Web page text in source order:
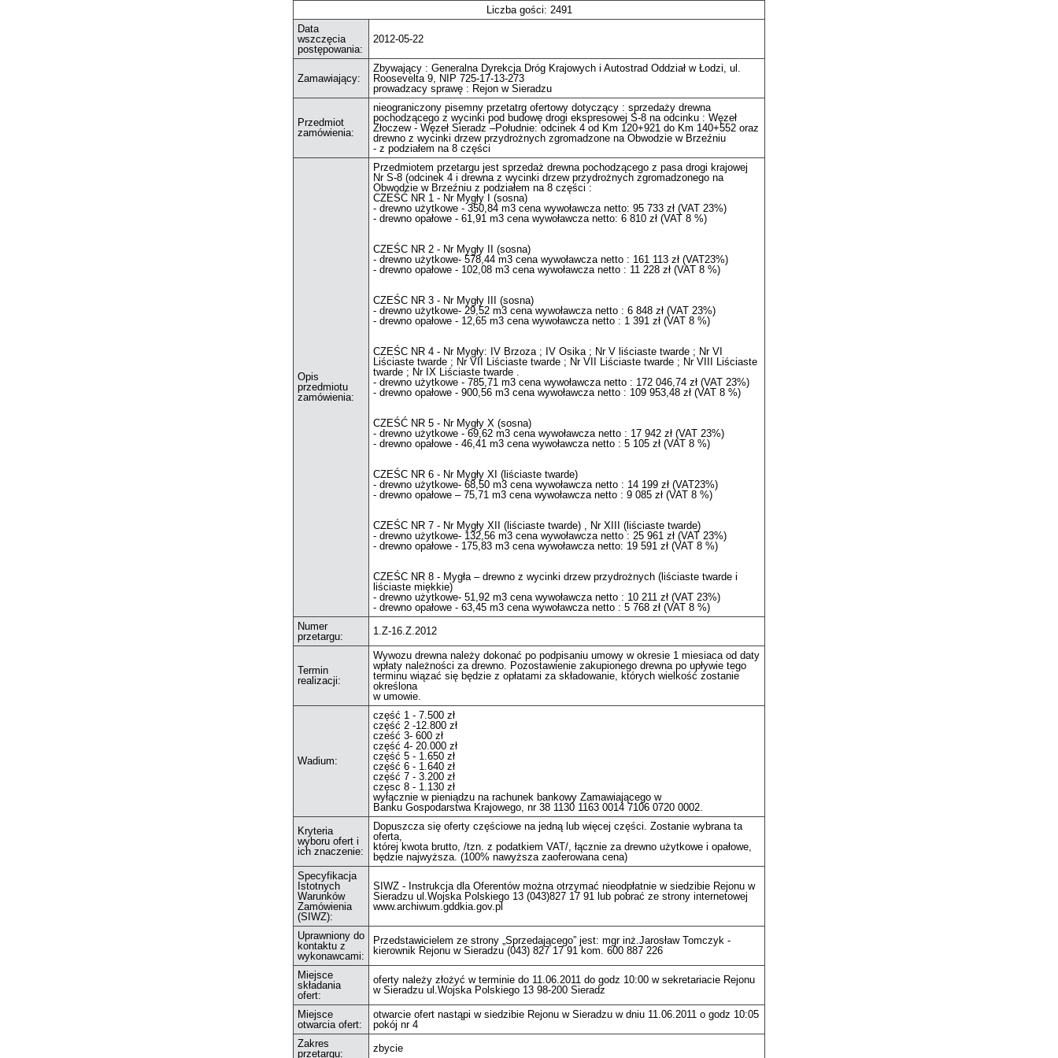
Liczba gości: 2491
Data
wszczęcia
postępowania:
2012-05-22
Zamawiający:
Zbywający : Generalna Dyrekcja Dróg Krajowych i Autostrad Oddział w Łodzi, ul.
Roosevelta 9, NIP 725-17-13-273
prowadzacy sprawę : Rejon w Sieradzu
Przedmiot
zamówienia:
nieograniczony pisemny przetatrg ofertowy dotyczący : sprzedaży drewna
pochodzącego z wycinki pod budowę drogi ekspresowej S-8 na odcinku : Węzeł
Złoczew - Węzeł Sieradz –Południe: odcinek 4 od Km 120+921 do Km 140+552 oraz
drewno z wycinki drzew przydrożnych zgromadzone na Obwodzie w Brzeźniu
- z podziałem na 8 części
Opis
przedmiotu
zamówienia:
Przedmiotem przetargu jest sprzedaż drewna pochodzącego z pasa drogi krajowej
Nr S-8 (odcinek 4 i drewna z wycinki drzew przydrożnych zgromadzonego na
Obwodzie w Brzeźniu z podziałem na 8 części :
CZEŚĆ NR 1 - Nr Mygły I (sosna)
- drewno użytkowe - 350,84 m3 cena wywoławcza netto: 95 733 zł (VAT 23%)
- drewno opałowe - 61,91 m3 cena wywoławcza netto: 6 810 zł (VAT 8 %)
CZEŚC NR 2 - Nr Mygły II (sosna)
- drewno użytkowe- 578,44 m3 cena wywoławcza netto : 161 113 zł (VAT23%)
- drewno opałowe - 102,08 m3 cena wywoławcza netto : 11 228 zł (VAT 8 %)
CZEŚC NR 3 - Nr Mygły III (sosna)
- drewno użytkowe- 29,52 m3 cena wywoławcza netto : 6 848 zł (VAT 23%)
- drewno opałowe - 12,65 m3 cena wywoławcza netto : 1 391 zł (VAT 8 %)
CZEŚC NR 4 - Nr Mygły: IV Brzoza ; IV Osika ; Nr V liściaste twarde ; Nr VI
Liściaste twarde ; Nr VII Liściaste twarde ; Nr VII Liściaste twarde ; Nr VIII Liściaste
twarde ; Nr IX Liściaste twarde .
- drewno użytkowe - 785,71 m3 cena wywoławcza netto : 172 046,74 zł (VAT 23%)
- drewno opałowe - 900,56 m3 cena wywoławcza netto : 109 953,48 zł (VAT 8 %)
CZEŚĆ NR 5 - Nr Mygły X (sosna)
- drewno użytkowe - 69,62 m3 cena wywoławcza netto : 17 942 zł (VAT 23%)
- drewno opałowe - 46,41 m3 cena wywoławcza netto : 5 105 zł (VAT 8 %)
CZEŚC NR 6 - Nr Mygły XI (liściaste twarde)
- drewno użytkowe- 68,50 m3 cena wywoławcza netto : 14 199 zł (VAT23%)
- drewno opałowe – 75,71 m3 cena wywoławcza netto : 9 085 zł (VAT 8 %)
CZEŚC NR 7 - Nr Mygły XII (liściaste twarde) , Nr XIII (liściaste twarde)
- drewno użytkowe- 132,56 m3 cena wywoławcza netto : 25 961 zł (VAT 23%)
- drewno opałowe - 175,83 m3 cena wywoławcza netto: 19 591 zł (VAT 8 %)
CZEŚC NR 8 - Mygła – drewno z wycinki drzew przydrożnych (liściaste twarde i
liściaste miękkie)
- drewno użytkowe- 51,92 m3 cena wywoławcza netto : 10 211 zł (VAT 23%)
- drewno opałowe - 63,45 m3 cena wywoławcza netto : 5 768 zł (VAT 8 %)
Numer
przetargu:
1.Z-16.Z.2012
Termin
realizacji:
Wywozu drewna należy dokonać po podpisaniu umowy w okresie 1 miesiaca od daty
wpłaty należności za drewno. Pozostawienie zakupionego drewna po upływie tego
terminu wiązać się będzie z opłatami za składowanie, których wielkość zostanie
określona
w umowie.
Wadium:
część 1 - 7.500 zł
część 2 -12.800 zł
cześć 3- 600 zł
część 4- 20.000 zł
część 5 - 1.650 zł
część 6 - 1.640 zł
część 7 - 3.200 zł
częsc 8 - 1.130 zł
wyłącznie w pieniądzu na rachunek bankowy Zamawiającego w
Banku Gospodarstwa Krajowego, nr 38 1130 1163 0014 7106 0720 0002.
Kryteria
wyboru ofert i
ich znaczenie:
Dopuszcza się oferty częściowe na jedną lub więcej części. Zostanie wybrana ta
oferta,
której kwota brutto, /tzn. z podatkiem VAT/, łącznie za drewno użytkowe i opałowe,
będzie najwyższa. (100% nawyższa zaoferowana cena)
Specyfikacja
Istotnych
Warunków
Zamówienia
(SIWZ):
SIWZ - Instrukcja dla Oferentów można otrzymać nieodpłatnie w siedzibie Rejonu w
Sieradzu ul.Wojska Polskiego 13 (043)827 17 91 lub pobrać ze strony internetowej
www.archiwum.gddkia.gov.pl
Uprawniony do
kontaktu z
wykonawcami:
Przedstawicielem ze strony „Sprzedającego” jest: mgr inż.Jarosław Tomczyk -
kierownik Rejonu w Sieradzu (043) 827 17 91 kom. 600 887 226
Miejsce
składania
ofert:
oferty należy złożyć w terminie do 11.06.2011 do godz 10:00 w sekretariacie Rejonu
w Sieradzu ul.Wojska Polskiego 13 98-200 Sieradz
Miejsce
otwarcia ofert:
otwarcie ofert nastąpi w siedzibie Rejonu w Sieradzu w dniu 11.06.2011 o godz 10:05
pokój nr 4
Zakres
przetargu:
zbycie